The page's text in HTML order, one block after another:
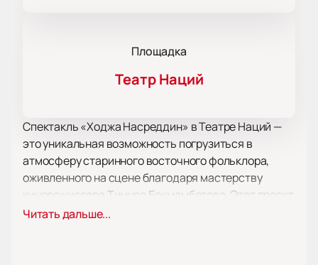
Площадка
Театр Наций
Спектакль «Ходжа Насреддин» в Театре Наций —
это уникальная возможность погрузиться в
атмосферу старинного восточного фольклора,
оживленного на сцене благодаря мастерству
кинорежиссера Тимура Бекмамбетова. Этот проект
является дебютом для Театра Наций в жанре
Читать дальше...